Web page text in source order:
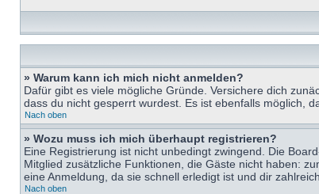
» Warum kann ich mich nicht anmelden?
Dafür gibt es viele mögliche Gründe. Versichere dich
dass du nicht gesperrt wurdest. Es ist ebenfalls möglich,
Nach oben
» Wozu muss ich mich überhaupt registrieren?
Eine Registrierung ist nicht unbedingt zwingend. Die
Mitglied zusätzliche Funktionen, die Gäste nicht haben:
eine Anmeldung, da sie schnell erledigt ist und dir
Nach oben